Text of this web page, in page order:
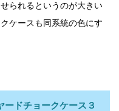
られるというのが大きい
ケースも同系統の色にす
ードチョークケース３